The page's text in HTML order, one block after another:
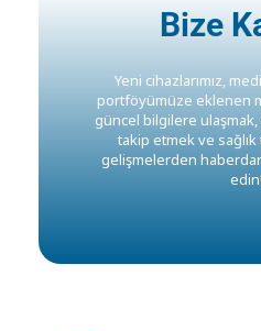
Bize
Yeni cihazlarımız,
portföyümüze eklenen
güncel bilgilere
takip etmek ve
gelişmelerden
edin!